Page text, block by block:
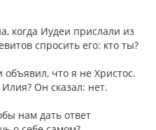
когда Иудеи прислали из
спросить его: кто ты?
что я не Христос.
Он сказал: нет.
нам дать ответ